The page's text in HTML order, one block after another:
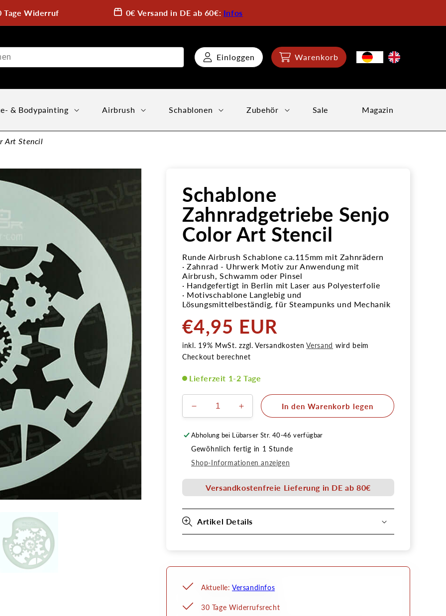
Tage Widerruf 0€ Versand in DE ab 60€: Infos
Einloggen Warenkorb
& Bodypainting Airbrush Schablonen Zubehör Sale Magazin
Art Stencil
Schablone
Zahnradgetriebe Senjo
Color Art Stencil
Runde Airbrush Schablone ca.115mm mit Zahnrädern
· Zahnrad - Uhrwerk Motiv zur Anwendung mit
Airbrush, Schwamm oder Pinsel
· Handgefertigt in Berlin mit Laser aus Polyesterfolie
· Motivschablone Langlebig und
Lösungsmittelbeständig, für Steampunks und Mechanik
Normaler
Preis
€4,95 EUR
inkl. 19% MwSt. zzgl. VersandkostenVersand wird beim
Checkout berechnet
Lieferzeit 1-2 Tage
Verringere
die
Menge
Schablone
Zahnradgetriebe
Color
Art
Erhöhe
die
Menge
Schablone
Zahnradgetriebe
Color
Art
In den Warenkorb legen
Abholung bei Lübarser Str. 40-46 verfügbar
Gewöhnlich fertig in 1 Stunde
Shop-Informationen anzeigen
Versandkostenfreie Lieferung in DE ab 80€
Artikel Details
Aktuelle: Versandinfos
30 Tage Widerrufsrecht